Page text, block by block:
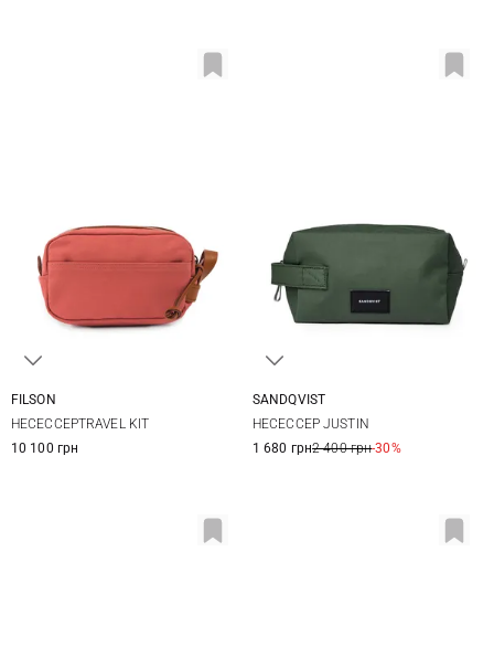
FILSON
НЕСЕССЕРTRAVEL KIT
10 100 грн
23X13X13СМ
SANDQVIST
НЕСЕССЕР JUSTIN
1 680 грн2 400 грн-30%